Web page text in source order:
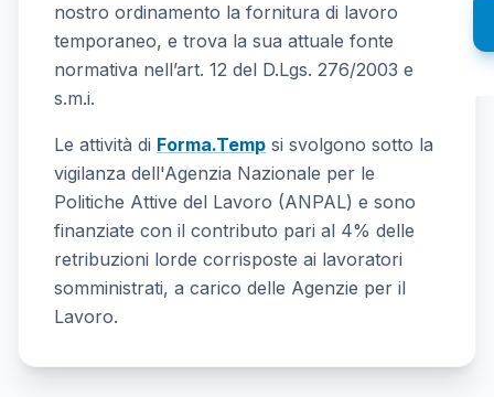
nostro ordinamento la fornitura di lavoro
temporaneo, e trova la sua attuale fonte
normativa nell’art. 12 del D.Lgs. 276/2003 e
s.m.i.
Le attività di Forma.Temp si svolgono sotto la
vigilanza dell'Agenzia Nazionale per le
Politiche Attive del Lavoro (ANPAL) e sono
finanziate con il contributo pari al 4% delle
retribuzioni lorde corrisposte ai lavoratori
somministrati, a carico delle Agenzie per il
Lavoro.